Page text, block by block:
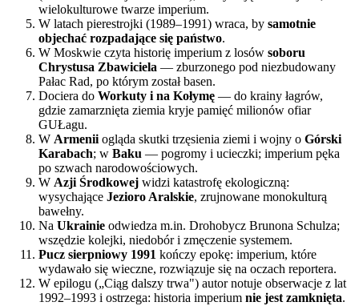
wielokulturowe twarze imperium.
W latach pierestrojki (1989–1991) wraca, by samotnie
objechać rozpadające się państwo.
W Moskwie czyta historię imperium z losów soboru
Chrystusa Zbawiciela — zburzonego pod niezbudowany
Pałac Rad, po którym został basen.
Dociera do Workuty i na Kołymę — do krainy łagrów,
gdzie zamarznięta ziemia kryje pamięć milionów ofiar
GUŁagu.
W Armenii ogląda skutki trzęsienia ziemi i wojny o Górski
Karabach; w Baku — pogromy i ucieczki; imperium pęka
po szwach narodowościowych.
W Azji Środkowej widzi katastrofę ekologiczną:
wysychające Jezioro Aralskie, zrujnowane monokulturą
bawełny.
Na Ukrainie odwiedza m.in. Drohobycz Brunona Schulza;
wszędzie kolejki, niedobór i zmęczenie systemem.
Pucz sierpniowy 1991 kończy epokę: imperium, które
wydawało się wieczne, rozwiązuje się na oczach reportera.
W epilogu („Ciąg dalszy trwa") autor notuje obserwacje z lat
1992–1993 i ostrzega: historia imperium nie jest zamknięta.